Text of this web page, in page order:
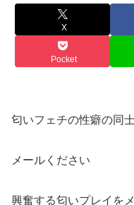
X
Pocket
匂いフェチの性癖の同
メールください
興奮する匂いプレイを